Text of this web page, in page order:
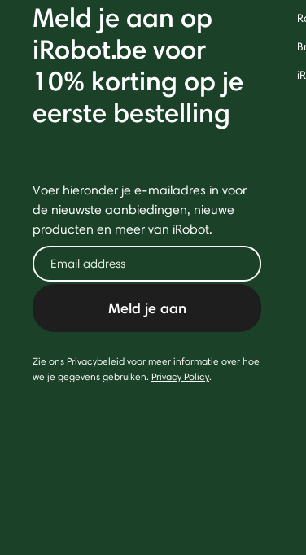
Meld je aan op
iRobot.be voor
10% korting op je
eerste bestelling
Voer hieronder je e-mailadres in voor
de nieuwste aanbiedingen, nieuwe
producten en meer van iRobot.
Meld je aan
Zie ons Privacybeleid voor meer informatie over hoe
we je gegevens gebruiken. Privacy Policy.